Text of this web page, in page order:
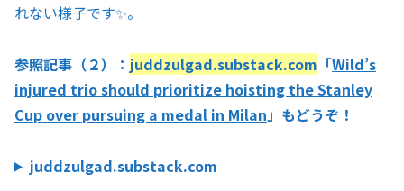
れない様子です✨。
参照記事（２）： juddzulgad.substack.com 「Wild’s
injured trio should prioritize hoisting the Stanley
Cup over pursuing a medal in Milan」もどうぞ！
juddzulgad.substack.com